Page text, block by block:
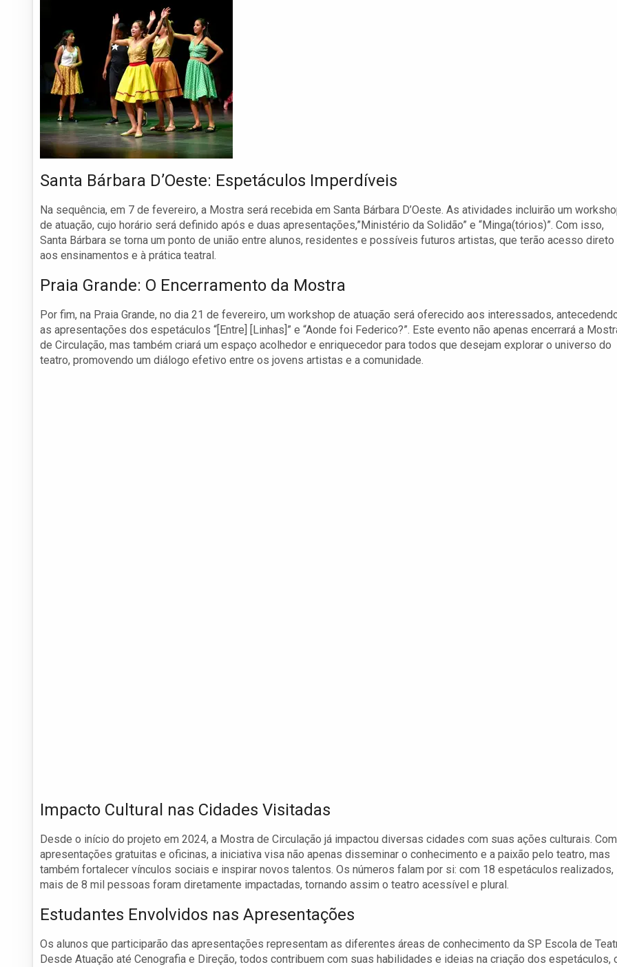
Santa Bárbara D’Oeste: Espetáculos Imperdíveis
Na sequência, em 7 de fevereiro, a Mostra será recebida em Santa Bárbara D’Oeste. As atividades incluirão um
de atuação, cujo horário será definido após e duas apresentações,”Ministério da Solidão” e “Minga(tórios)”. Com isso,
Santa Bárbara se torna um ponto de união entre alunos, residentes e possíveis futuros artistas, que terão acesso direto
aos ensinamentos e à prática teatral.
Praia Grande: O Encerramento da Mostra
Por fim, na Praia Grande, no dia 21 de fevereiro, um workshop de atuação será oferecido aos interessados,
as apresentações dos espetáculos “[Entre] [Linhas]” e “Aonde foi Federico?”. Este evento não apenas encerrará a
de Circulação, mas também criará um espaço acolhedor e enriquecedor para todos que desejam explorar o universo do
teatro, promovendo um diálogo efetivo entre os jovens artistas e a comunidade.
Impacto Cultural nas Cidades Visitadas
Desde o início do projeto em 2024, a Mostra de Circulação já impactou diversas cidades com suas ações culturais. Com
apresentações gratuitas e oficinas, a iniciativa visa não apenas disseminar o conhecimento e a paixão pelo teatro, mas
também fortalecer vínculos sociais e inspirar novos talentos. Os números falam por si: com 18 espetáculos realizados,
mais de 8 mil pessoas foram diretamente impactadas, tornando assim o teatro acessível e plural.
Estudantes Envolvidos nas Apresentações
Os alunos que participarão das apresentações representam as diferentes áreas de conhecimento da SP Escola de
Desde Atuação até Cenografia e Direção, todos contribuem com suas habilidades e ideias na criação dos espetáculos,